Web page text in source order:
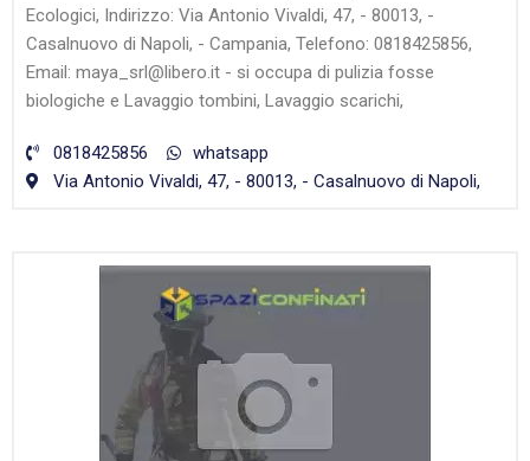
Ecologici, Indirizzo: Via Antonio Vivaldi, 47, - 80013, -
Casalnuovo di Napoli, - Campania, Telefono: 0818425856,
Email: maya_srl@libero.it - si occupa di pulizia fosse
biologiche e Lavaggio tombini, Lavaggio scarichi,
0818425856
whatsapp
Via Antonio Vivaldi, 47, - 80013, - Casalnuovo di Napoli,